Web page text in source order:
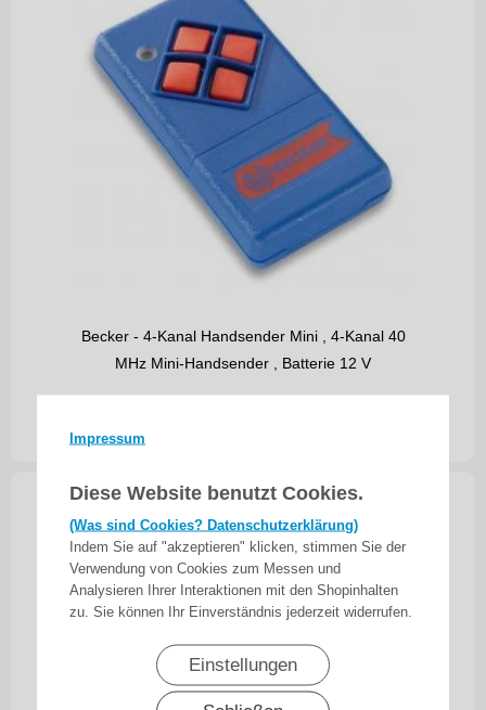
Impressum
Diese Website benutzt Cookies.
(Was sind Cookies? Datenschutzerklärung)
Indem Sie auf "akzeptieren" klicken, stimmen Sie der
Verwendung von Cookies zum Messen und
Analysieren Ihrer Interaktionen mit den Shopinhalten
zu. Sie können Ihr Einverständnis jederzeit widerrufen.
Einstellungen
Becker - 4-Kanal Handsender Mini , 4-Kanal 40
MHz Mini-Handsender , Batterie 12 V